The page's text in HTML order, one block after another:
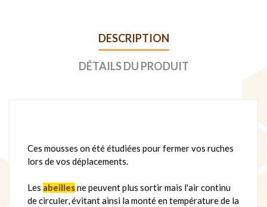
DESCRIPTION
DÉTAILS DU PRODUIT
Ces mousses on été étudiées pour fermer vos ruches
lors de vos déplacements.
Les abeillesne peuvent plus sortir mais l'air continu
de circuler, évitant ainsi la monté en température de la